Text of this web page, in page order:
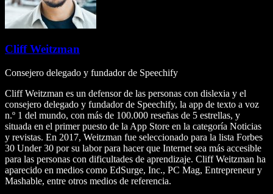
Cliff Weitzman
Consejero delegado y fundador de Speechify
Cliff Weitzman es un defensor de las personas con dislexia y el
consejero delegado y fundador de Speechify, la app de texto a voz
n.º 1 del mundo, con más de 100.000 reseñas de 5 estrellas, y
situada en el primer puesto de la App Store en la categoría Noticias
y revistas. En 2017, Weitzman fue seleccionado para la lista Forbes
30 Under 30 por su labor para hacer que Internet sea más accesible
para las personas con dificultades de aprendizaje. Cliff Weitzman ha
aparecido en medios como EdSurge, Inc., PC Mag, Entrepreneur y
Mashable, entre otros medios de referencia.